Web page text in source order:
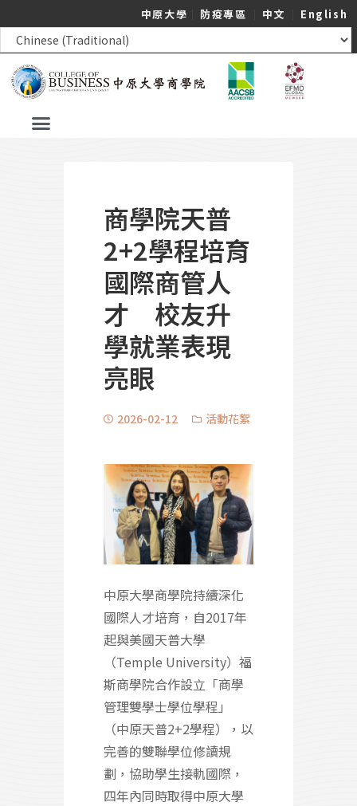
中原大學 防疫專區 中文 English
商學院天普
2+2學程培育
國際商管人
才 校友升
學就業表現
亮眼
2026-02-12 活動花絮
中原大學商學院持續深化
國際人才培育，自2017年
起與美國天普大學
（Temple University）福
斯商學院合作設立「商學
管理雙學士學位學程」
（中原天普2+2學程），以
完善的雙聯學位修讀規
劃，協助學生接軌國際，
四年內同時取得中原大學